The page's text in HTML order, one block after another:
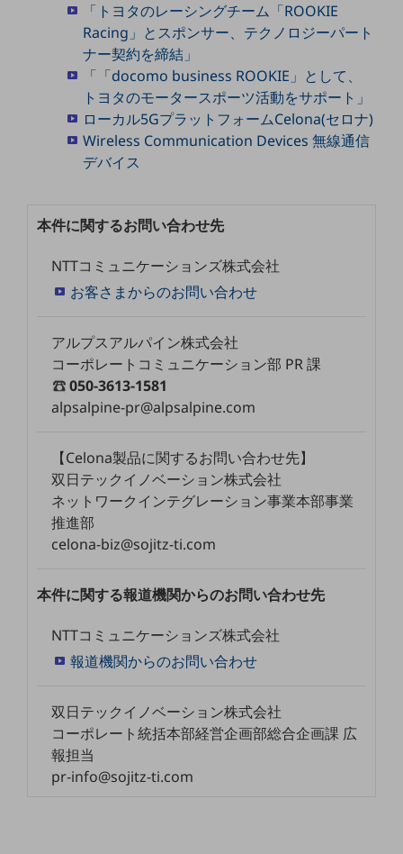
会社案内パンフレット
ニュースルーム
ニュースルームTOP
ニュースリリース
重要なお知らせ
社外からの評価実績
NTTドコモビジネスグループのサステナビリティ
サステナビリティ基本方針
ダイバーシティ
経営情報
経営情報TOP
電子公告
基礎的電気通信役務損益明細表
採用情報TOP
経験者採用
障がい者採用
「トヨタのレーシングチーム「ROOKIE
Racing」とスポンサー、テクノロジーパート
ナー契約を締結」
「「docomo business ROOKIE」として、
トヨタのモータースポーツ活動をサポート」
ローカル5GプラットフォームCelona(セロナ)
Wireless Communication Devices 無線通信
デバイス
本件に関するお問い合わせ先
NTTコミュニケーションズ株式会社
お客さまからのお問い合わせ
アルプスアルパイン株式会社
コーポレートコミュニケーション部 PR 課
050-3613-1581
alpsalpine-pr@alpsalpine.com
【Celona製品に関するお問い合わせ先】
双日テックイノベーション株式会社
ネットワークインテグレーション事業本部事業
推進部
celona-biz@sojitz-ti.com
本件に関する報道機関からのお問い合わせ先
NTTコミュニケーションズ株式会社
報道機関からのお問い合わせ
双日テックイノベーション株式会社
コーポレート統括本部経営企画部総合企画課 広
報担当
pr-info@sojitz-ti.com